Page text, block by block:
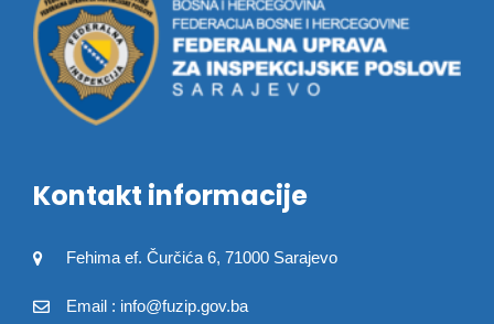
Kontakt informacije
Fehima ef. Čurčića 6, 71000 Sarajevo
Email : info@fuzip.gov.ba